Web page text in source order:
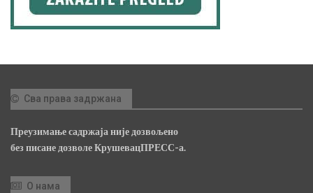
Сва права задржана
Преузимање садржаја није дозвољено
без писане дозволе КрушевацПРЕСС-а.
О нама